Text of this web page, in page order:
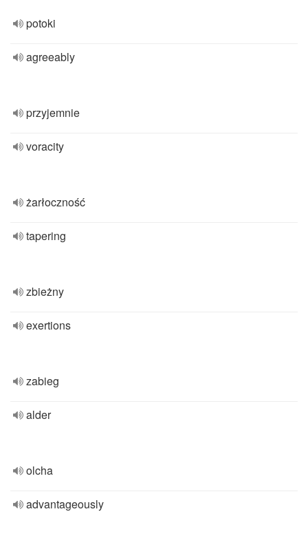
potoki
agreeably
przyjemnie
voracity
żarłoczność
tapering
zbieżny
exertions
zabieg
alder
olcha
advantageously